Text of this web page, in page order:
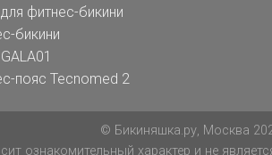
фитнес-бикини
бикини
пояс Tecnomed 2
© Бикиняшка.ру, Москва
ознакомительный характер и не